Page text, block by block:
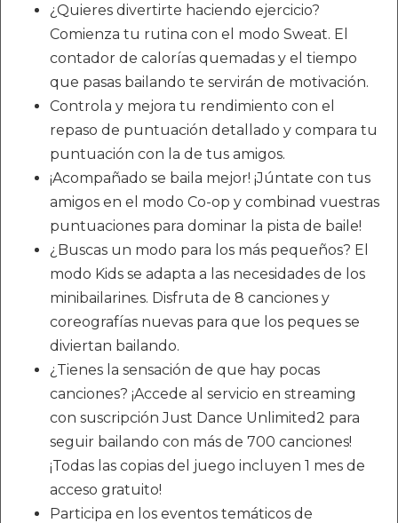
¿Quieres divertirte haciendo ejercicio?
Comienza tu rutina con el modo Sweat. El
contador de calorías quemadas y el tiempo
que pasas bailando te servirán de motivación.
Controla y mejora tu rendimiento con el
repaso de puntuación detallado y compara tu
puntuación con la de tus amigos.
¡Acompañado se baila mejor! ¡Júntate con tus
amigos en el modo Co-op y combinad vuestras
puntuaciones para dominar la pista de baile!
¿Buscas un modo para los más pequeños? El
modo Kids se adapta a las necesidades de los
minibailarines. Disfruta de 8 canciones y
coreografías nuevas para que los peques se
diviertan bailando.
¿Tienes la sensación de que hay pocas
canciones? ¡Accede al servicio en streaming
con suscripción Just Dance Unlimited2 para
seguir bailando con más de 700 canciones!
¡Todas las copias del juego incluyen 1 mes de
acceso gratuito!
Participa en los eventos temáticos de